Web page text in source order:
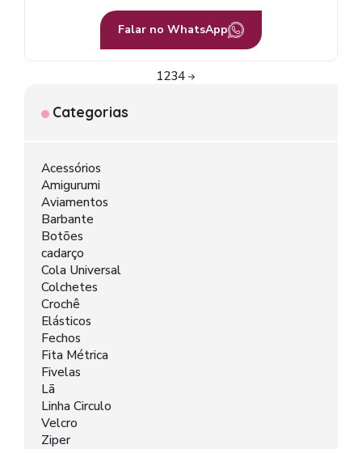
Categorias
Acessórios
Amigurumi
Aviamentos
Barbante
Botões
cadarço
Cola Universal
Colchetes
Crochê
Elásticos
Fechos
Fita Métrica
Fivelas
Lã
Linha Circulo
Velcro
Ziper
Falar no WhatsApp
Page
1Page
2Page
3Page
4